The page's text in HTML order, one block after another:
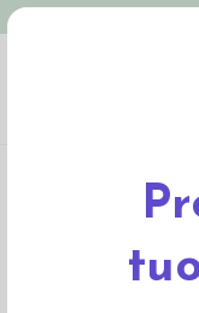
a mezze dita con patta in lana